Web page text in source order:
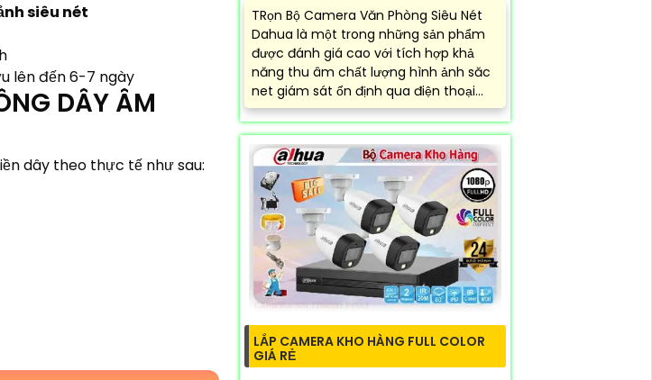
siêu nét
lên đến 6-7 ngày
DÂY ÂM
dây theo thực tế như sau:
TRọn Bộ Camera Văn Phòng Siêu Nét
Dahua là một trong những sản phẩm
được đánh giá cao với tích hợp khả
năng thu âm chất lượng hình ảnh săc
net giám sát ổn định qua điện thoại...
LẮP CAMERA KHO HÀNG FULL COLOR
GIÁ RẺ